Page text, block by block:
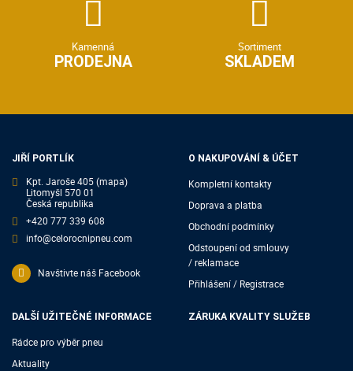
Kamenná
PRODEJNA
Sortiment
SKLADEM
JIŘÍ PORTLÍK
Kpt. Jaroše 405(mapa)
Litomyšl 570 01
Česká republika
+420 777 339 608
info@celorocnipneu.com
Navštivte náš Facebook
O NAKUPOVÁNÍ & ÚČET
Kompletní kontakty
Doprava a platba
Obchodní podmínky
Odstoupení od smlouvy
/ reklamace
Přihlášení / Registrace
DALŠÍ UŽITEČNÉ INFORMACE
Rádce pro výběr pneu
Aktuality
ZÁRUKA KVALITY SLUŽEB